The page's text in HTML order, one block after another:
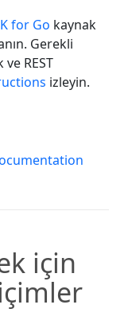
for Go kaynak
Gerekli
REST
izleyin.
için